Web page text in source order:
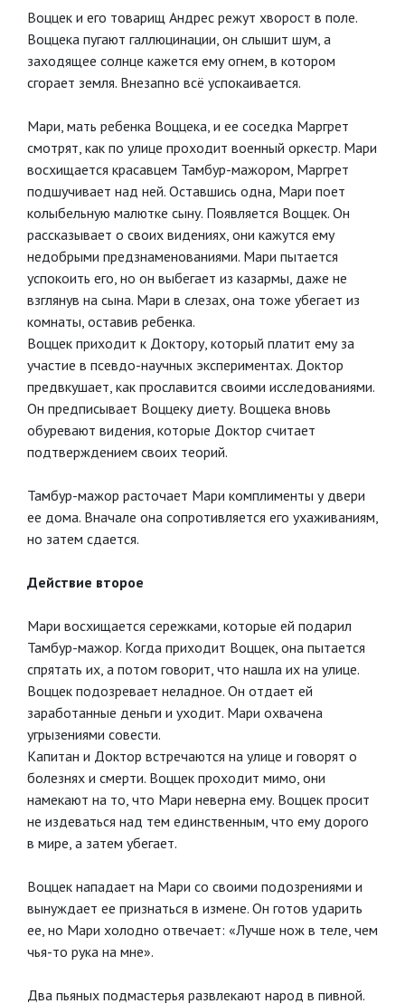
Воццек и его товарищ Андрес режут хворост в поле.
Воццека пугают галлюцинации, он слышит шум, а
заходящее солнце кажется ему огнем, в котором
сгорает земля. Внезапно всё успокаивается.
Мари, мать ребенка Воццека, и ее соседка Маргрет
смотрят, как по улице проходит военный оркестр. Мари
восхищается красавцем Тамбур-мажором, Маргрет
подшучивает над ней. Оставшись одна, Мари поет
колыбельную малютке сыну. Появляется Воццек. Он
рассказывает о своих видениях, они кажутся ему
недобрыми предзнаменованиями. Мари пытается
успокоить его, но он выбегает из казармы, даже не
взглянув на сына. Мари в слезах, она тоже убегает из
комнаты, оставив ребенка.
Воццек приходит к Доктору, который платит ему за
участие в псевдо-научных экспериментах. Доктор
предвкушает, как прославится своими исследованиями.
Он предписывает Воццеку диету. Воццека вновь
обуревают видения, которые Доктор считает
подтверждением своих теорий.
Тамбур-мажор расточает Мари комплименты у двери
ее дома. Вначале она сопротивляется его ухаживаниям,
но затем сдается.
Действие второе
Мари восхищается сережками, которые ей подарил
Тамбур-мажор. Когда приходит Воццек, она пытается
спрятать их, а потом говорит, что нашла их на улице.
Воццек подозревает неладное. Он отдает ей
заработанные деньги и уходит. Мари охвачена
угрызениями совести.
Капитан и Доктор встречаются на улице и говорят о
болезнях и смерти. Воццек проходит мимо, они
намекают на то, что Мари неверна ему. Воццек просит
не издеваться над тем единственным, что ему дорого
в мире, а затем убегает.
Воццек нападает на Мари со своими подозрениями и
вынуждает ее признаться в измене. Он готов ударить
ее, но Мари холодно отвечает: «Лучше нож в теле, чем
чья-то рука на мне».
Два пьяных подмастерья развлекают народ в пивной.